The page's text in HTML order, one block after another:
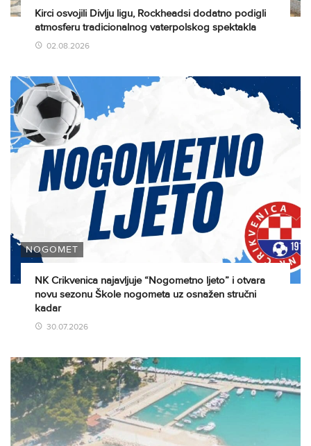
Kirci osvojili Divlju ligu, Rockheadsi dodatno podigli
atmosferu tradicionalnog vaterpolskog spektakla
02.08.2026
NOGOMET
NK Crikvenica najavljuje “Nogometno ljeto” i otvara
novu sezonu Škole nogometa uz osnažen stručni
kadar
30.07.2026